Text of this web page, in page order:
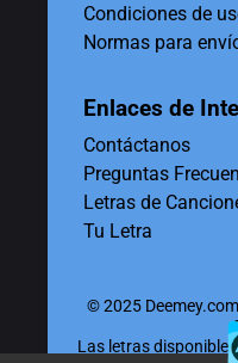
Condiciones de
Normas para
Enlaces de
Contáctanos
Preguntas
Letras de
Tu Letra
© 2025
Las letras